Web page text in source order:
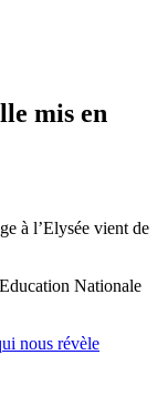
mis en
à l’Elysée vient de
Nationale
nous révèle